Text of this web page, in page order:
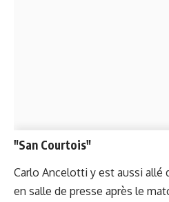
"San Courtois"
Carlo Ancelotti y est aussi
en salle de presse après le